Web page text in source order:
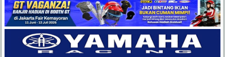
Balap
Paling
Lengkap